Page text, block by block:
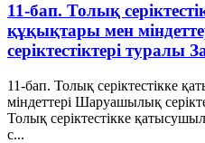
11-бап. Толық
құқықтары мен
серіктестіктері туралы
11-бап. Толық серiктестiкке
мiндеттерi Шаруашылық
Толық серiктестiкке
с...